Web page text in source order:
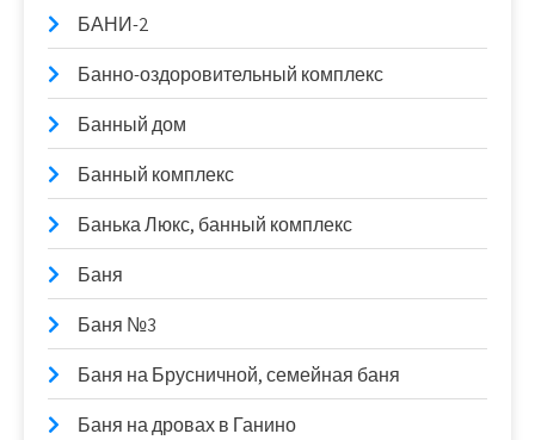
БАНИ-2
Банно-оздоровительный комплекс
Банный дом
Банный комплекс
Банька Люкс, банный комплекс
Баня
Баня №3
Баня на Брусничной, семейная баня
Баня на дровах в Ганино